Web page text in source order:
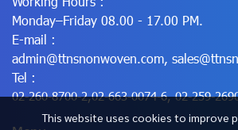
This website uses cookies to improve
Monday–Friday 08.00 - 17.00 PM.
E-mail :
admin@ttnsnonwoven.com,
Tel :
02-260-8700-2,02-663-0074-6,02-259-